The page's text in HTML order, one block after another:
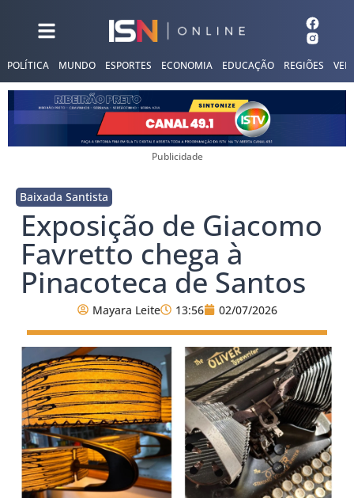
POLÍTICA MUNDO ESPORTES ECONOMIA EDUCAÇÃO REGIÕES
Publicidade
Baixada Santista
Exposição de Giacomo
Favretto chega à
Pinacoteca de Santos
Mayara Leite 13:56 02/07/2026